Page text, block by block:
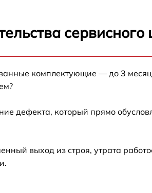
комплектующие — до 3
дефекта, который прямо
выход из строя, утрата